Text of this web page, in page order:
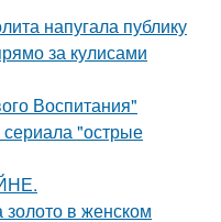
напугала публику
за кулисами
Воспитания"
"острые
золото в женском